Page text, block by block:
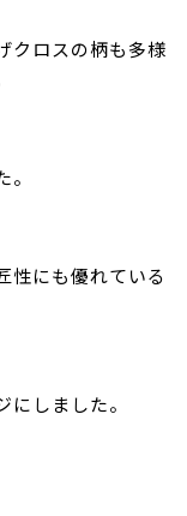
クロスの柄も多様
性にも優れている
しました。